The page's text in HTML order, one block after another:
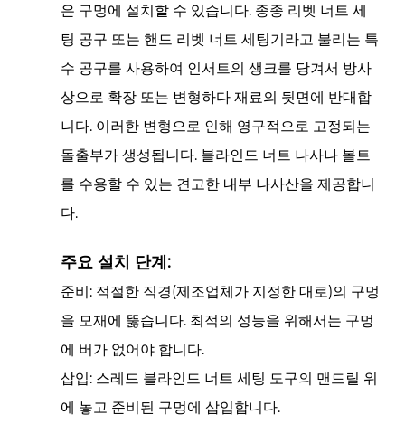
너
트
의
역
학
설
치
요
설
치
계:
2
3
은 구멍에 설치할 수 있습니다. 종종 리벳 너트 세
팅 공구 또는 핸드 리벳 너트 세팅기라고 불리는 특
수 공구를 사용하여 인서트의 생크를 당겨서 방사
상으로 확장 또는 변형하다재료의 뒷면에 반대합
니다. 이러한 변형으로 인해 영구적으로 고정되는
돌출부가 생성됩니다. 블라인드 너트 나사나 볼트
를 수용할 수 있는 견고한 내부 나사산을 제공합니
다.
주요 설치 단계:
준비: 적절한 직경(제조업체가 지정한 대로)의 구멍
을 모재에 뚫습니다. 최적의 성능을 위해서는 구멍
에 버가 없어야 합니다.
삽입: 스레드 블라인드 너트세팅 도구의 맨드릴 위
에 놓고 준비된 구멍에 삽입합니다.